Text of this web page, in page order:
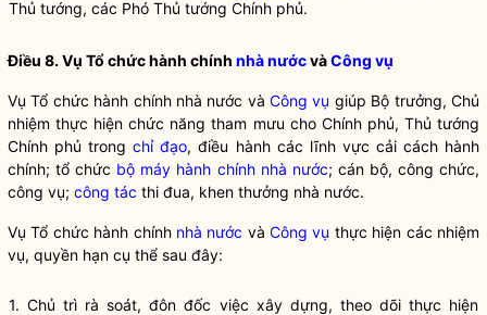
Thủ tướng, các Phó Thủ tướng Chính phủ.
Điều 8. Vụ Tổ chức hành chính nhà nướcvàCông vụ
Vụ Tổ chức hành chính nhà nước vàCông vụ giúp Bộ trưởng, Chủ
nhiệm thực hiện chức năng tham mưu cho Chính phủ, Thủ tướng
Chính phủ trongchỉ đạo, điều hành các lĩnh vực cải cách hành
chính; tổ chức bộ máy hành chính nhà nước; cán bộ, công chức,
công vụ; công tác thi đua, khen thưởng nhà nước.
Vụ Tổ chức hành chính nhà nước vàCông vụ thực hiện các nhiệm
vụ, quyền hạn cụ thể sau đây:
1. Chủ trì rà soát, đôn đốc việc xây dựng, theo dõi thực hiện